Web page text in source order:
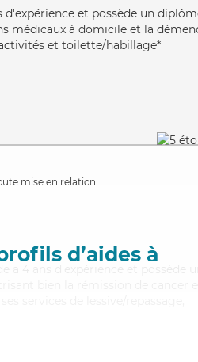
et possède un
médicaux à domicile et la
et toilette/habillage*
mise en relation
d’aides à
a 4 ans d'expérience et possède un
bien la rémission de cancer et